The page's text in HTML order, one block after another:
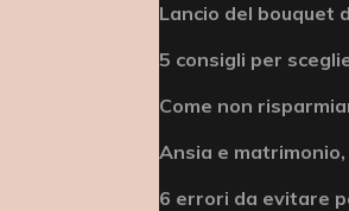
Lancio del bouquet
5 consigli per
Come non
Ansia e
6 errori da evitare